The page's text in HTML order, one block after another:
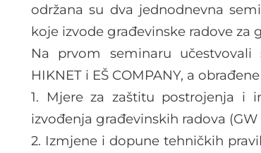
održana su dva jednodnevna
koje izvode građevinske radove za
Na prvom seminaru učestvovali
HIKNET i EŠ COMPANY, a
1. Mjere za zaštitu postrojenja i
izvođenja građevinskih radova (GW
2. Izmjene i dopune tehničkih